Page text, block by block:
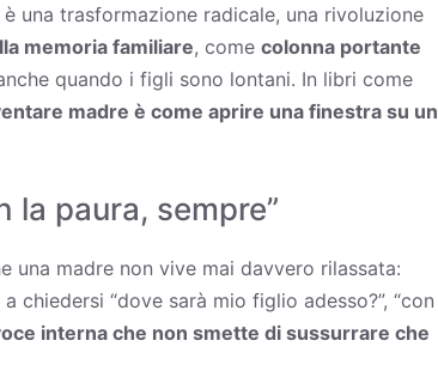
una trasformazione radicale, una rivoluzione
memoria familiare, come colonna portante
quando i figli sono lontani. In libri come
madre è come aprire una finestra su un
la paura, sempre”
una madre non vive mai davvero rilassata:
chiedersi “dove sarà mio figlio adesso?”, “con
interna che non smette di sussurrare che